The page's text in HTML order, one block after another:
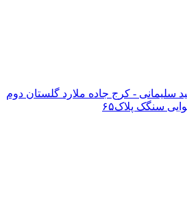
بلوار شهید سلیمانی - کرج جاده ملارد گلستان دوم
سنگک پلاک۶۵